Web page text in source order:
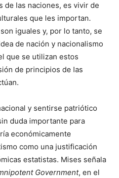
de las naciones, es vivir de
que les importan.
iguales y, por lo tanto, se
de nación y nacionalismo
que se utilizan estos
de principios de las
y sentirse patriótico
duda importante para
económicamente
como una justificación
estatistas. Mises señala
Government, en el